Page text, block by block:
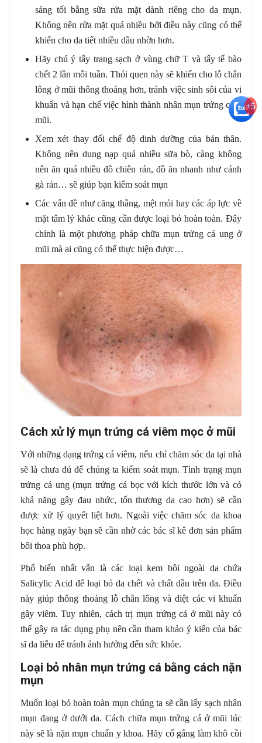
sáng tối bằng sữa rửa mặt dành riêng cho da mụn.
Không nên rửa mặt quá nhiều bởi điều này cũng có thể
khiến cho da tiết nhiều dầu nhờn hơn.
Hãy chú ý tẩy trang sạch ở vùng chữ T và tẩy tế bào
chết 2 lần mỗi tuần. Thói quen này sẽ khiến cho lỗ chân
lông ở mũi thông thoáng hơn, tránh việc sinh sôi của vi
khuẩn và hạn chế việc hình thành nhân mụn trứng cá ở
mũi.
Xem xét thay đổi chế độ dinh dưỡng của bản thân.
Không nên dung nạp quá nhiều sữa bò, càng không
nên ăn quá nhiều đồ chiên rán, đồ ăn nhanh như cánh
gà rán… sẽ giúp bạn kiểm soát mụn
Các vấn đề như căng thẳng, mệt mỏi hay các áp lực về
mặt tâm lý khác cũng cần được loại bỏ hoàn toàn. Đây
chính là một phương pháp chữa mụn trứng cá ung ở
mũi mà ai cũng có thể thực hiện được…
Cách xử lý mụn trứng cá viêm mọc ở mũi
Với những dạng trứng cá viêm, nếu chỉ chăm sóc da tại nhà
sẽ là chưa đủ để chúng ta kiểm soát mụn. Tình trạng mụn
trứng cá ung (mụn trứng cá bọc với kích thước lớn và có
khả năng gây đau nhức, tổn thương da cao hơn) sẽ cần
được xử lý quyết liệt hơn. Ngoài việc chăm sóc da khoa
học hàng ngày bạn sẽ cần nhờ các bác sĩ kê đơn sản phẩm
bôi thoa phù hợp.
Phổ biến nhất vẫn là các loại kem bôi ngoài da chứa
Salicylic Acid để loại bỏ da chết và chất dầu trên da. Điều
này giúp thông thoáng lỗ chân lông và diệt các vi khuẩn
gây viêm. Tuy nhiên, cách trị mụn trứng cá ở mũi này có
thể gây ra tác dụng phụ nên cần tham khảo ý kiến của bác
sĩ da liễu để tránh ảnh hưởng đến sức khỏe.
Loại bỏ nhân mụn trứng cá bằng cách nặn
mụn
Muốn loại bỏ hoàn toàn mụn chúng ta sẽ cần lấy sạch nhân
mụn đang ở dưới da. Cách chữa mụn trứng cá ở mũi lúc
này sẽ là nặn mụn chuẩn y khoa. Hãy cố gắng làm khô cồi
+5